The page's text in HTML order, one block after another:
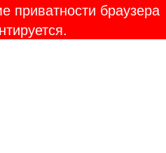
приватности браузера